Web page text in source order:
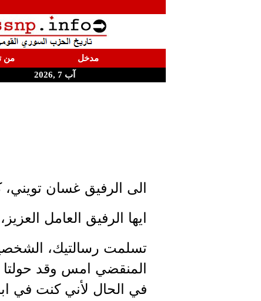
مدخل من
آب 7 ,2026
الى الرفيق غسان
ايها الرفيق العامل العزيز،
تسلمت رسالتيك،
المنقضي امس وقد حولتا
في الحال لأني كنت في